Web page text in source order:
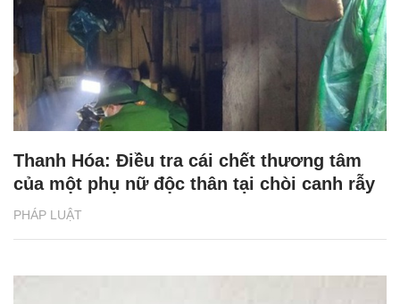
PHÁP LUẬT
Thanh Hóa: Điều tra cái chết thương tâm
của một phụ nữ độc thân tại chòi canh rẫy